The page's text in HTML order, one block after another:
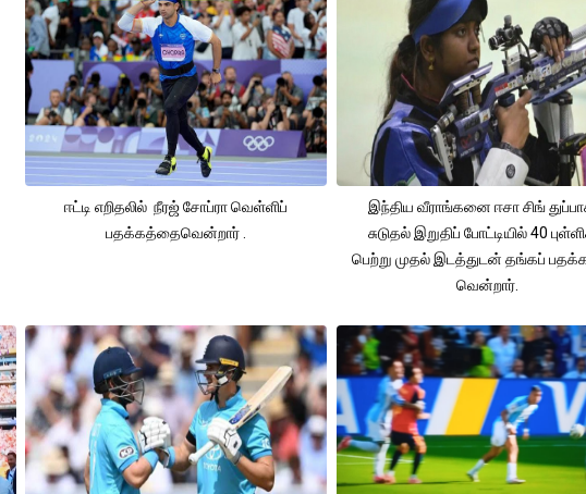
ஈட்டி எறிதலில் நீரஜ் சோப்ரா வெள்ளிப்
பதக்கத்தைவென்றார் .
இந்திய வீராங்கனை ஈசா சிங்
சுடுதல் இறுதிப் போட்டியில் 40
பெற்று முதல் இடத்துடன் தங்கப்
வென்றார்.